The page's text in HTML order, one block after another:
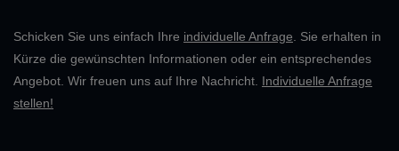
Schicken Sie uns einfach Ihre individuelle Anfrage . Sie erhalten in
Kürze die gewünschten Informationen oder ein entsprechendes
Angebot. Wir freuen uns auf Ihre Nachricht. Individuelle Anfrage
stellen!